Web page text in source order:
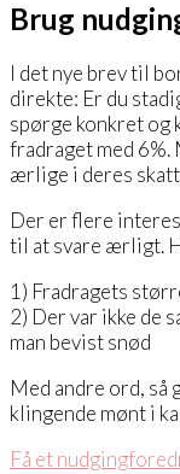
Brug
I det nye brev til
direkte: Er du
spørge konkret og
fradraget med 6%.
ærlige i deres
Der er flere
til at svare ærligt.
1) Fradragets
2) Der var ikke de
man bevist snød
Med andre ord, så
klingende mønt i
Få et